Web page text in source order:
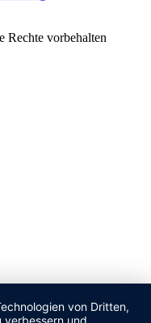
Rechte vorbehalten
von Dritten,
verbessern und